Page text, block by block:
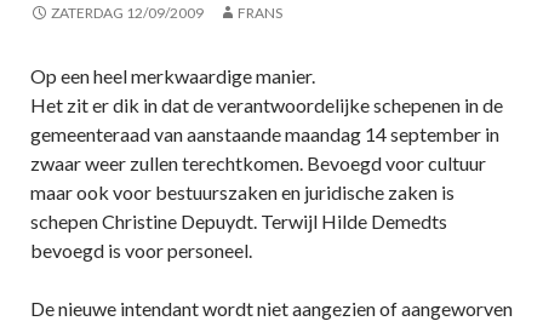
ZATERDAG 12/09/2009 FRANS
Op een heel merkwaardige manier.
Het zit er dik in dat de verantwoordelijke schepenen in de
gemeenteraad van aanstaande maandag 14 september in
zwaar weer zullen terechtkomen. Bevoegd voor cultuur
maar ook voor bestuurszaken en juridische zaken is
schepen Christine Depuydt. Terwijl Hilde Demedts
bevoegd is voor personeel.
De nieuwe intendant wordt niet aangezien of aangeworven